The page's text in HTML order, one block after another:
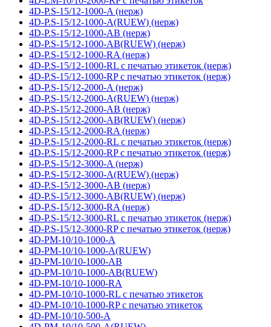
4D-P.S-15/12-1000-A (нерж)
4D-P.S-15/12-1000-A(RUEW) (нерж)
4D-P.S-15/12-1000-AB (нерж)
4D-P.S-15/12-1000-AB(RUEW) (нерж)
4D-P.S-15/12-1000-RA (нерж)
4D-P.S-15/12-1000-RL с печатью этикеток (нерж)
4D-P.S-15/12-1000-RP с печатью этикеток (нерж)
4D-P.S-15/12-2000-A (нерж)
4D-P.S-15/12-2000-A(RUEW) (нерж)
4D-P.S-15/12-2000-AB (нерж)
4D-P.S-15/12-2000-AB(RUEW) (нерж)
4D-P.S-15/12-2000-RA (нерж)
4D-P.S-15/12-2000-RL с печатью этикеток (нерж)
4D-P.S-15/12-2000-RP с печатью этикеток (нерж)
4D-P.S-15/12-3000-A (нерж)
4D-P.S-15/12-3000-A(RUEW) (нерж)
4D-P.S-15/12-3000-AB (нерж)
4D-P.S-15/12-3000-AB(RUEW) (нерж)
4D-P.S-15/12-3000-RA (нерж)
4D-P.S-15/12-3000-RL с печатью этикеток (нерж)
4D-P.S-15/12-3000-RP с печатью этикеток (нерж)
4D-PM-10/10-1000-A
4D-PM-10/10-1000-A(RUEW)
4D-PM-10/10-1000-AB
4D-PM-10/10-1000-AB(RUEW)
4D-PM-10/10-1000-RA
4D-PM-10/10-1000-RL с печатью этикеток
4D-PM-10/10-1000-RP с печатью этикеток
4D-PM-10/10-500-A